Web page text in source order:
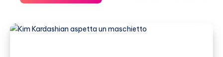
Toffanin
di